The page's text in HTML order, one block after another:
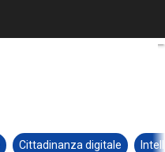
Cittadinanza digitale